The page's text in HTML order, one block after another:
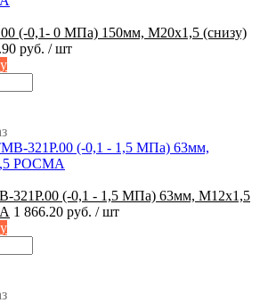
(-0,1- 0 МПа) 150мм, М20x1,5 (снизу)
руб. / шт
321Р.00 (-0,1 - 1,5 МПа) 63мм, М12x1,5
1 866.20 руб. / шт